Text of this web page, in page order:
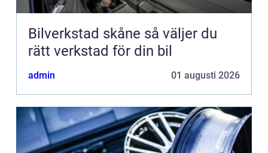
Bilverkstad skåne så väljer du
rätt verkstad för din bil
admin 01 augusti 2026